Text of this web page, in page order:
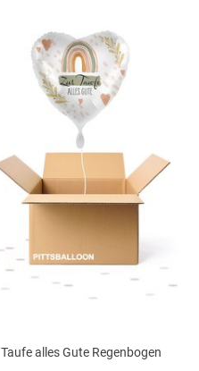
Taufe alles Gute Regenbogen